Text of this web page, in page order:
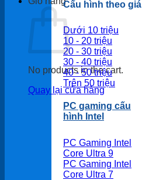
No products in the cart.
Quay lại cửa hàng
Cấu hình theo giá
Dưới 10 triệu
10 - 20 triệu
20 - 30 triệu
30 - 40 triệu
40 - 50 triệu
Trên 50 triệu
PC gaming cấu
hình Intel
PC Gaming Intel
Core Ultra 9
PC Gaming Intel
Core Ultra 7